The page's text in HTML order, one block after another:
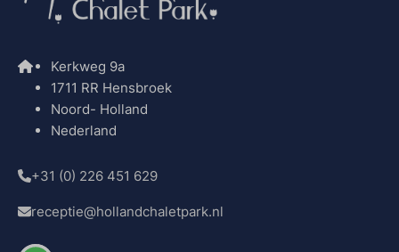
Kerkweg 9a
1711 RR Hensbroek
Noord- Holland
Nederland
+31 (0) 226 451 629
receptie@hollandchaletpark.nl